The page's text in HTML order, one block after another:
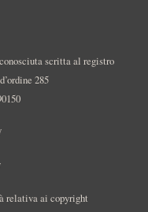
scritta al registro
285
relativa ai copyright